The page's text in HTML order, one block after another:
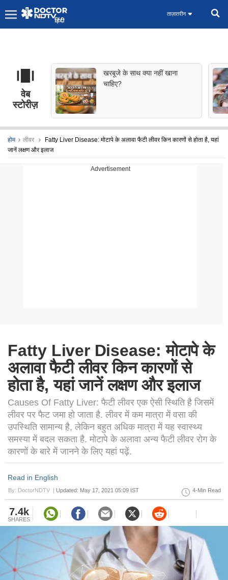
ताज़ातरीन
वेब
स्टोरीज़
खरबूजे के साथ क्या नहीं खाना
चाहिए?
होम लीवर
Fatty Liver Disease: मोटापे के अलावा फैटी लीवर किन कारणों से होता है, यहां
जानें लक्षण और इलाज
Advertisement
Fatty Liver Disease: मोटापे के
अलावा फैटी लीवर किन कारणों से
होता है, यहां जानें लक्षण और इलाज
Causes Of Fatty Liver: फैटी लीवर एक ऐसी स्थिति है जिसमें
लीवर पर फैट जमा हो जाता है. लीवर में कम मात्रा में वसा की
उपस्थिति सामान्य है, लेकिन बहुत अधिक मात्रा में यह स्वास्थ्य
समस्या में बदल सकता है. मोटापे के अलावा अन्य फैटी लीवर रोग के
कारणों के बारे में जानने के लिए यहां पढ़ें.
Read in English
By: DoctorNDTV | Updated: May 17, 2021 05:09 IST 4-Min Read
7.4k
SHARES